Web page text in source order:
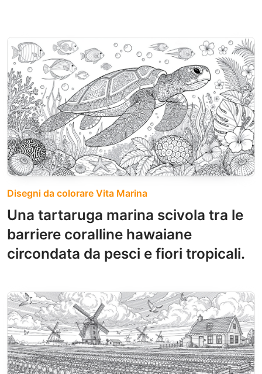
Disegni da colorare Vita Marina
Una tartaruga marina scivola tra le
barriere coralline hawaiane
circondata da pesci e fiori tropicali.